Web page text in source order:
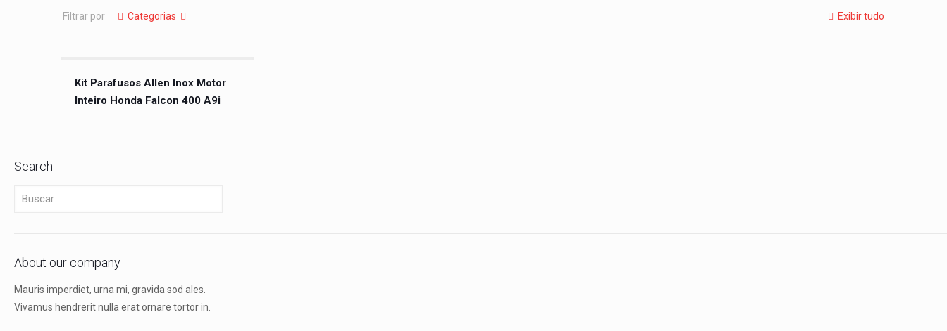
Filtrar por Categorias Exibir tudo
Kit Parafusos Allen Inox Motor
Inteiro Honda Falcon 400 A9i
Search
About our company
Mauris imperdiet, urna mi, gravida sod ales.
Vivamus hendreritnulla erat ornare tortor in.